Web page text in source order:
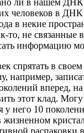
человеков в
в некие
то, не
информацию
спрятать в
например,
вперед,
этот клад. Могу
у него 10
распаковки